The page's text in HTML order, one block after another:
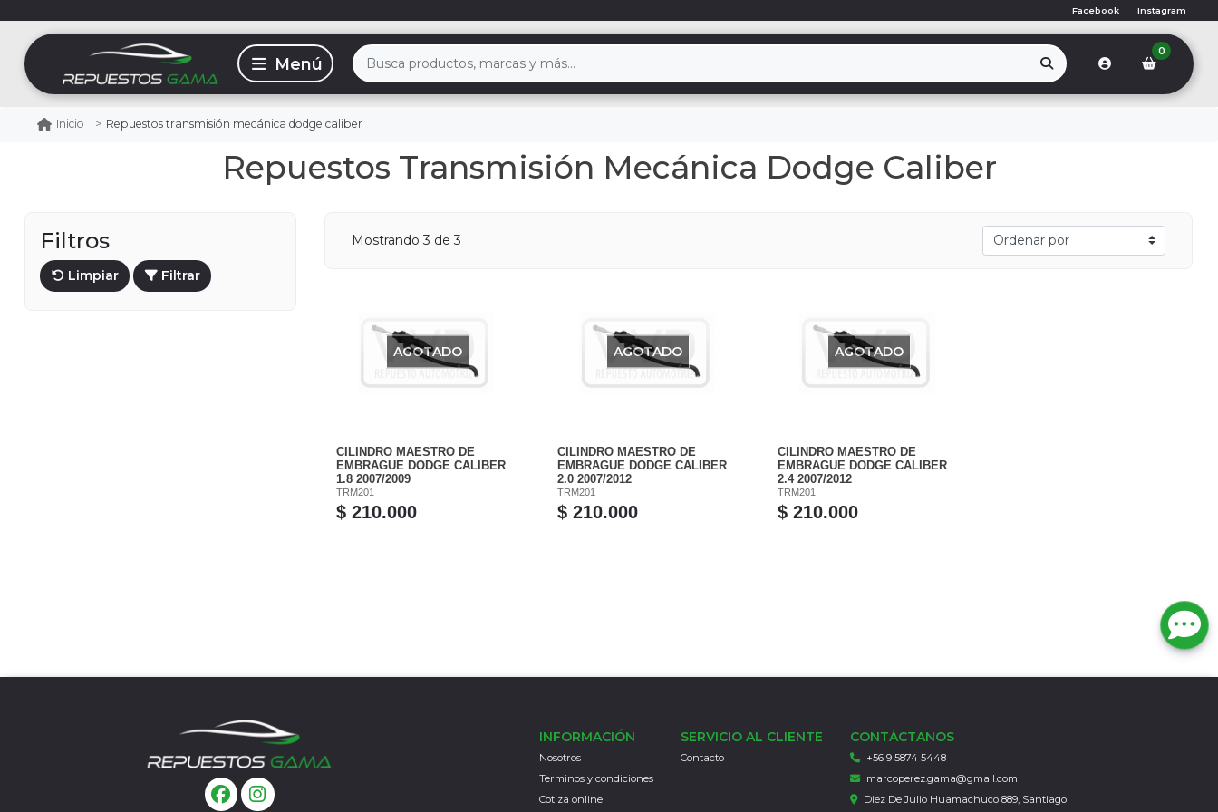
Facebook Instagram
0
Inicio Repuestos transmisión mecánica dodge caliber
Repuestos Transmisión Mecánica Dodge Caliber
Filtros
Limpiar Filtrar
Mostrando3 de 3
AGOTADO
CILINDRO MAESTRO DE
EMBRAGUE DODGE CALIBER
1.8 2007/2009
TRM201
$ 210.000
AGOTADO
CILINDRO MAESTRO DE
EMBRAGUE DODGE CALIBER
2.0 2007/2012
TRM201
$ 210.000
AGOTADO
CILINDRO MAESTRO DE
EMBRAGUE DODGE CALIBER
2.4 2007/2012
TRM201
$ 210.000
INFORMACIÓN
Nosotros
Terminos y condiciones
Cotiza online
SERVICIO AL CLIENTE
Contacto
CONTÁCTANOS
+56 9 5874 5448
marcoperez.gama@gmail.com
Diez De Julio Huamachuco 889, Santiago